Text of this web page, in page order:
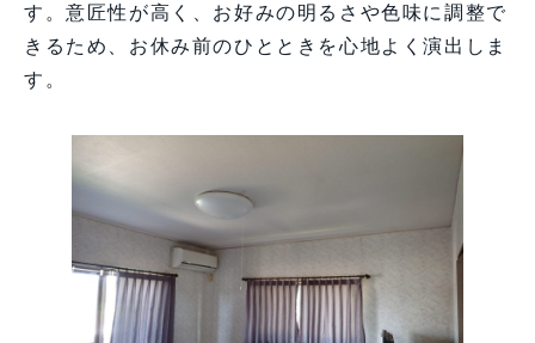
す。意匠性が高く、お好みの明るさや色味に調整で
きるため、お休み前のひとときを心地よく演出しま
す。